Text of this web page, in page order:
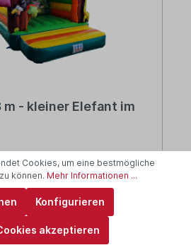
- kleiner Elefant im
Cookies, um eine bestmögliche
können. Mehr Informationen ...
Konfigurieren
akzeptieren